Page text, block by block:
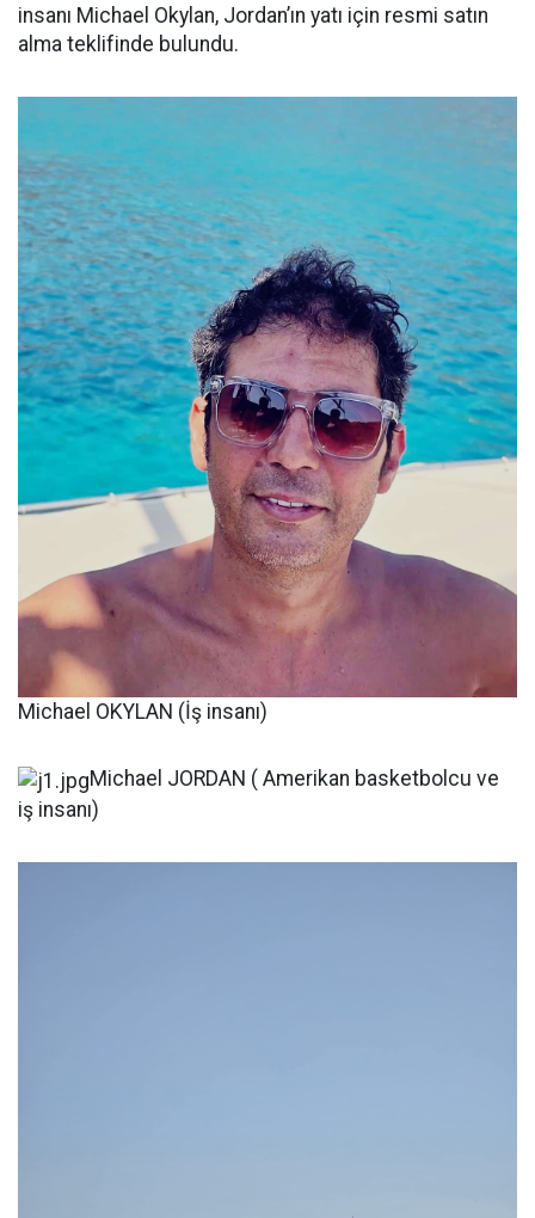
insanı Michael Okylan, Jordan’ın yatı için resmi satın
alma teklifinde bulundu.
Michael OKYLAN (İş insanı)
Michael JORDAN ( Amerikan basketbolcu ve
iş insanı)